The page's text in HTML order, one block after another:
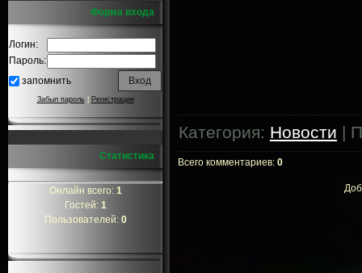
Форма входа
Логин:
Пароль:
запомнить
Забыл пароль| Регистрация
Статистика
Онлайн всего: 1
Гостей: 1
Пользователей: 0
Категория: Новости |
Всего комментариев: 0